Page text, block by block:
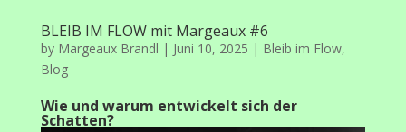
BLEIB IM FLOW mit Margeaux #6
by Margeaux Brandl | Juni 10, 2025 | Bleib im Flow,
Blog
Wie und warum entwickelt sich der
Schatten?